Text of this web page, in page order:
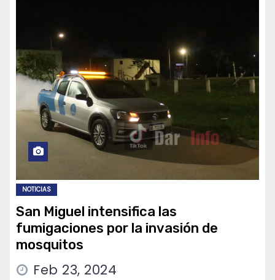
NOTICIAS
San Miguel intensifica las
fumigaciones por la invasión de
mosquitos
Feb 23, 2024